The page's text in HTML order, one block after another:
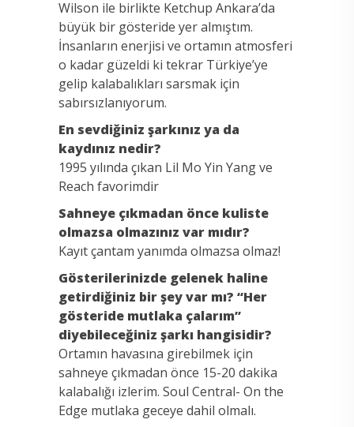
Wilson ile birlikte Ketchup Ankara’da
büyük bir gösteride yer almıştım.
İnsanların enerjisi ve ortamın atmosferi
o kadar güzeldi ki tekrar Türkiye’ye
gelip kalabalıkları sarsmak için
sabırsızlanıyorum.
En sevdiğiniz şarkınız ya da
kaydınız nedir?
1995 yılında çıkan Lil Mo Yin Yang ve
Reach favorimdir
Sahneye çıkmadan önce kuliste
olmazsa olmazınız var mıdır?
Kayıt çantam yanımda olmazsa olmaz!
Gösterilerinizde gelenek haline
getirdiğiniz bir şey var mı? “Her
gösteride mutlaka çalarım”
diyebileceğiniz şarkı hangisidir?
Ortamın havasına girebilmek için
sahneye çıkmadan önce 15-20 dakika
kalabalığı izlerim. Soul Central- On the
Edge mutlaka geceye dahil olmalı.